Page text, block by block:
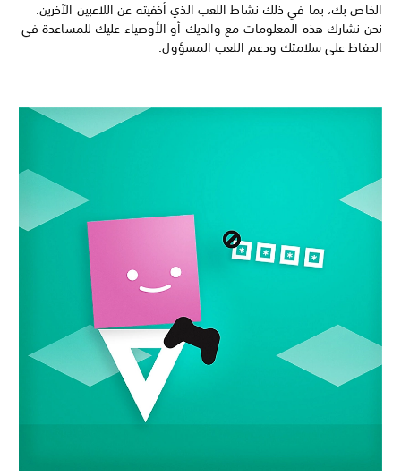
الخاص بك، بما في ذلك نشاط اللعب الذي أخفيته عن اللاعبين الآخرين.
نحن نشارك هذه المعلومات مع والديك أو الأوصياء عليك للمساعدة في
الحفاظ على سلامتك ودعم اللعب المسؤول.